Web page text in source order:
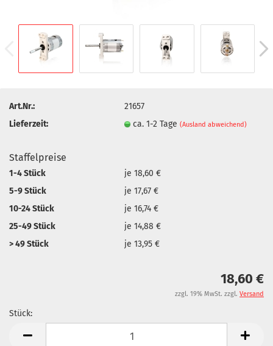
Art.Nr.:
21657
Lieferzeit:
ca. 1-2 Tage(Ausland abweichend)
Staffelpreise
1-4 Stück
je 18,60 €
5-9 Stück
je 17,67 €
10-24 Stück
je 16,74 €
25-49 Stück
je 14,88 €
> 49 Stück
je 13,95 €
18,60 €
zzgl. 19% MwSt. zzgl. Versand
Stück: